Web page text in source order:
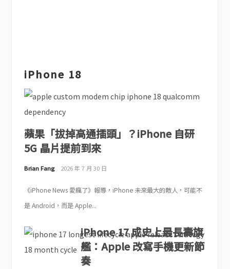
iPhone 18
蘋果「拔掉高通插頭」？iPhone 自研
5G 晶片提前到來
Brian Fang 2026 年 7 月 30 日
《iPhone News 愛瘋了》報導，iPhone 未來最大的敵人，可能不
是 Android，而是 Apple...
iPhone 17 成史上最長壽旗
艦：Apple 改寫手機更新節
奏